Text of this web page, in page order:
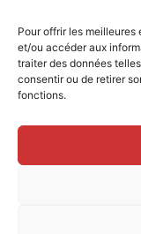
Pour offrir les
et/ou accéder aux
traiter des données
consentir ou de retirer
fonctions.